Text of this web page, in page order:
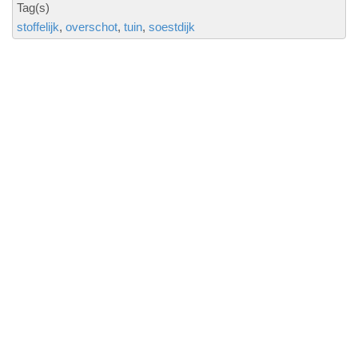
Tag(s)
stoffelijk overschot tuin soestdijk